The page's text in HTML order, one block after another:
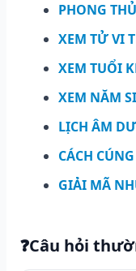
PHONG
XEM TỬ VI
XEM TUỔI
XEM NĂM
LỊCH ÂM
CÁCH
GIẢI MÃ
❓Câu hỏi